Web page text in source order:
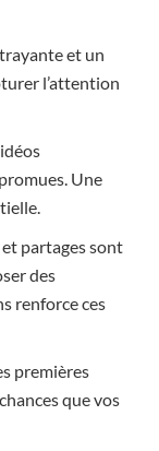
et un
l’attention
Une
partages sont
des
renforce ces
premières
que vos